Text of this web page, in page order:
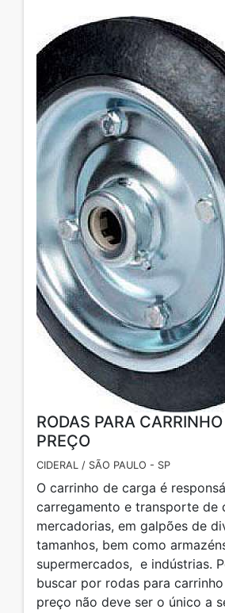
RODAS PARA
PREÇO
CIDERAL / SÃO PAULO - SP
O carrinho de carga é
carregamento e transporte de
mercadorias, em galpões de
tamanhos, bem como
supermercados, e indústrias.
buscar por rodas para
preço não deve ser o único a